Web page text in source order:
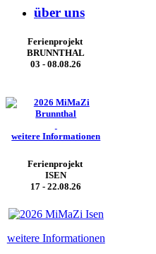
über uns
Ferienprojekt
BRUNNTHAL
03 - 08.08.26
weitere Informationen
Ferienprojekt
ISEN
17 - 22.08.26
weitere Informationen